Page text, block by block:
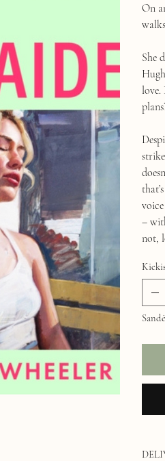
On
She
love.
–
not,